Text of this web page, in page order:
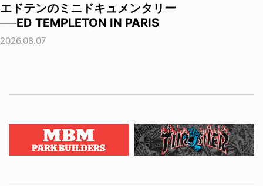
エドテンのミニドキュメンタリー
──ED TEMPLETON IN PARIS
2026.08.07